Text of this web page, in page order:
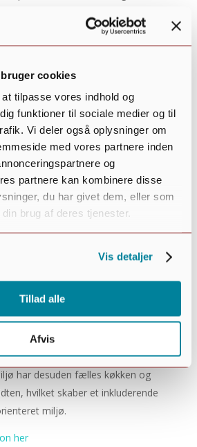
cookies
tilpasse vores indhold og
funktioner til sociale medier og til
Vi deler også oplysninger om
med vores partnere inden
og
partnere kan kombinere disse
du har givet dem, eller som
brug af deres tjenester.
Vis detaljer
Tillad alle
Afvis
centralt placeret i Kjellerup,
imødekomme behovene hos svært
ansat på Fuglemosen Plejecenter,
at håndtere og støtte svært
med stor respekt og empati.
af 18 boliger fordelt på to leve-
bolig er udstyret med et lille
samt et toilet med bad
er bygget i ét plan, er omgivet af en
er afskærmet og giver tryghed
har desuden fælles køkken og
hvilket skaber et inkluderende
miljø.
her